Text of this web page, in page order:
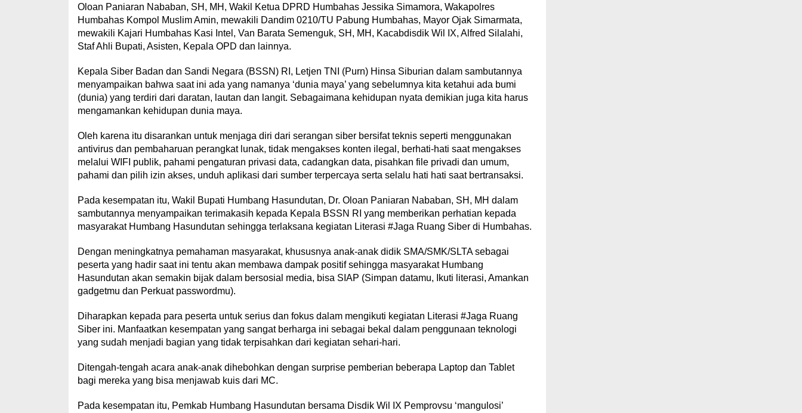
Oloan Paniaran Nababan, SH, MH, Wakil Ketua DPRD Humbahas Jessika Simamora, Wakapolres
Humbahas Kompol Muslim Amin, mewakili Dandim 0210/TU Pabung Humbahas, Mayor Ojak Simarmata,
mewakili Kajari Humbahas Kasi Intel, Van Barata Semenguk, SH, MH, Kacabdisdik Wil IX, Alfred Silalahi,
Staf Ahli Bupati, Asisten, Kepala OPD dan lainnya.
Kepala Siber Badan dan Sandi Negara (BSSN) RI, Letjen TNI (Purn) Hinsa Siburian dalam sambutannya
menyampaikan bahwa saat ini ada yang namanya ‘dunia maya’ yang sebelumnya kita ketahui ada bumi
(dunia) yang terdiri dari daratan, lautan dan langit. Sebagaimana kehidupan nyata demikian juga kita harus
mengamankan kehidupan dunia maya.
Oleh karena itu disarankan untuk menjaga diri dari serangan siber bersifat teknis seperti menggunakan
antivirus dan pembaharuan perangkat lunak, tidak mengakses konten ilegal, berhati-hati saat mengakses
melalui WIFI publik, pahami pengaturan privasi data, cadangkan data, pisahkan file privadi dan umum,
pahami dan pilih izin akses, unduh aplikasi dari sumber terpercaya serta selalu hati hati saat bertransaksi.
Pada kesempatan itu, Wakil Bupati Humbang Hasundutan, Dr. Oloan Paniaran Nababan, SH, MH dalam
sambutannya menyampaikan terimakasih kepada Kepala BSSN RI yang memberikan perhatian kepada
masyarakat Humbang Hasundutan sehingga terlaksana kegiatan Literasi #Jaga Ruang Siber di Humbahas.
Dengan meningkatnya pemahaman masyarakat, khususnya anak-anak didik SMA/SMK/SLTA sebagai
peserta yang hadir saat ini tentu akan membawa dampak positif sehingga masyarakat Humbang
Hasundutan akan semakin bijak dalam bersosial media, bisa SIAP (Simpan datamu, Ikuti literasi, Amankan
gadgetmu dan Perkuat passwordmu).
Diharapkan kepada para peserta untuk serius dan fokus dalam mengikuti kegiatan Literasi #Jaga Ruang
Siber ini. Manfaatkan kesempatan yang sangat berharga ini sebagai bekal dalam penggunaan teknologi
yang sudah menjadi bagian yang tidak terpisahkan dari kegiatan sehari-hari.
Ditengah-tengah acara anak-anak dihebohkan dengan surprise pemberian beberapa Laptop dan Tablet
bagi mereka yang bisa menjawab kuis dari MC.
Pada kesempatan itu, Pemkab Humbang Hasundutan bersama Disdik Wil IX Pemprovsu ‘mangulosi’